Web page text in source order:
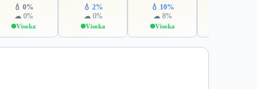
💧 0%
☁ 0%
Visoka
💧 2%
☁ 0%
Visoka
💧 10%
☁ 8%
Visoka